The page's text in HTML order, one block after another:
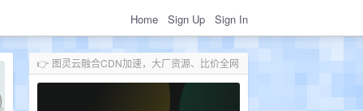
Home Sign Up Sign In
👉 图灵云融合CDN加速，大厂资源、比价全网